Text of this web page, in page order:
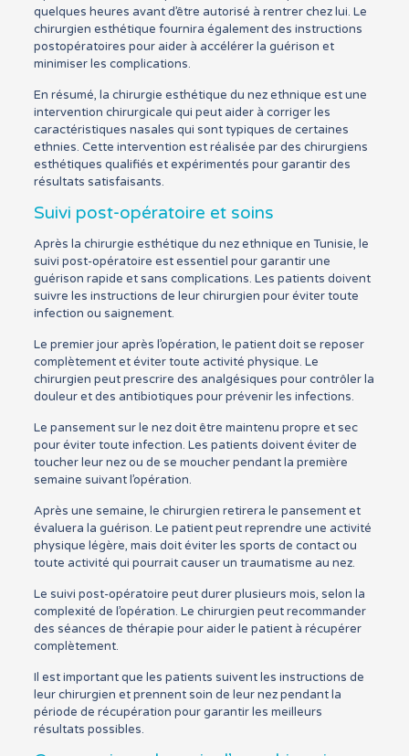
quelques heures avant d’être autorisé à rentrer chez lui. Le
chirurgien esthétique fournira également des instructions
postopératoires pour aider à accélérer la guérison et
minimiser les complications.
En résumé, la chirurgie esthétique du nez ethnique est une
intervention chirurgicale qui peut aider à corriger les
caractéristiques nasales qui sont typiques de certaines
ethnies. Cette intervention est réalisée par des chirurgiens
esthétiques qualifiés et expérimentés pour garantir des
résultats satisfaisants.
Suivi post-opératoire et soins
Après la chirurgie esthétique du nez ethnique en Tunisie, le
suivi post-opératoire est essentiel pour garantir une
guérison rapide et sans complications. Les patients doivent
suivre les instructions de leur chirurgien pour éviter toute
infection ou saignement.
Le premier jour après l’opération, le patient doit se reposer
complètement et éviter toute activité physique. Le
chirurgien peut prescrire des analgésiques pour contrôler la
douleur et des antibiotiques pour prévenir les infections.
Le pansement sur le nez doit être maintenu propre et sec
pour éviter toute infection. Les patients doivent éviter de
toucher leur nez ou de se moucher pendant la première
semaine suivant l’opération.
Après une semaine, le chirurgien retirera le pansement et
évaluera la guérison. Le patient peut reprendre une activité
physique légère, mais doit éviter les sports de contact ou
toute activité qui pourrait causer un traumatisme au nez.
Le suivi post-opératoire peut durer plusieurs mois, selon la
complexité de l’opération. Le chirurgien peut recommander
des séances de thérapie pour aider le patient à récupérer
complètement.
Il est important que les patients suivent les instructions de
leur chirurgien et prennent soin de leur nez pendant la
période de récupération pour garantir les meilleurs
résultats possibles.